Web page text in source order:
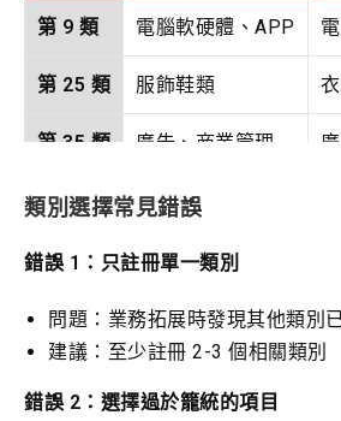
第 9 類 電腦軟硬體、APP
第 25 類 服飾鞋類
第 35 類 廣告、商業管理
第 41 類 教育、娛樂
第 42 類 科技服務
第 43 類 餐飲住宿
類別選擇常見錯誤
錯誤 1：只註冊單一類別
問題：業務拓展時發現其他類別
建議：至少註冊 2-3 個相關類別
錯誤 2：選擇過於籠統的項目